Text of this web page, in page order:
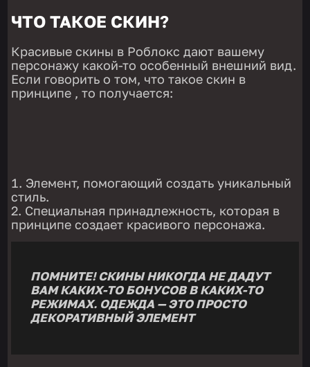
ЧТО ТАКОЕ СКИН?
Красивые скины в Роблокс дают вашему
персонажу какой-то особенный внешний вид.
Если говорить о том, что такое скин в
принципе , то получается:
Элемент, помогающий создать уникальный
стиль.
Специальная принадлежность, которая в
принципе создает красивого персонажа.
ПОМНИТЕ! СКИНЫ НИКОГДА НЕ ДАДУТ
ВАМ КАКИХ-ТО БОНУСОВ В КАКИХ-ТО
РЕЖИМАХ. ОДЕЖДА — ЭТО ПРОСТО
ДЕКОРАТИВНЫЙ ЭЛЕМЕНТ